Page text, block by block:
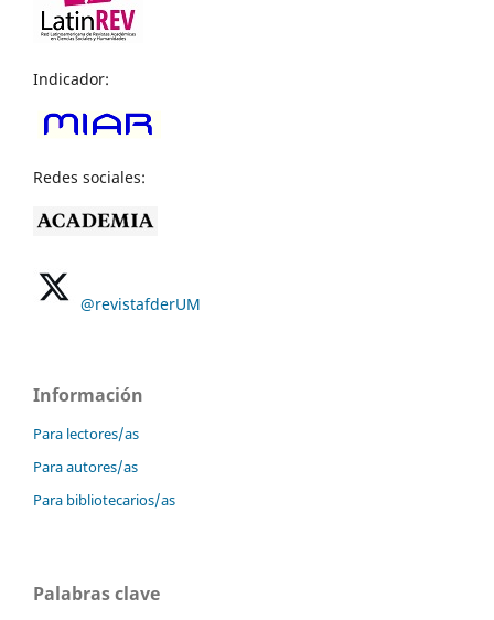
Indicador:
Redes sociales:
@revistafderUM
Información
Para lectores/as
Para autores/as
Para bibliotecarios/as
Palabras clave